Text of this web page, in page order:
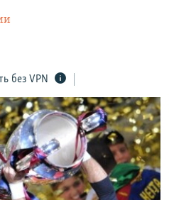
ИСТОРИЙ СОПРОТИВЛЕНИЯ
без VPN